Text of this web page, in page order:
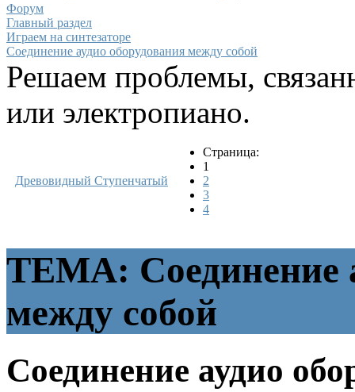
Форум
Главный раздел
Играем на синтезаторе
Соединение аудио оборудования между собой
Решаем проблемы,
или электропиано.
Древовидный Ступенчатый
Страница:
1
2
3
4
ТЕМА: Соединение
между собой
Соединение аудио